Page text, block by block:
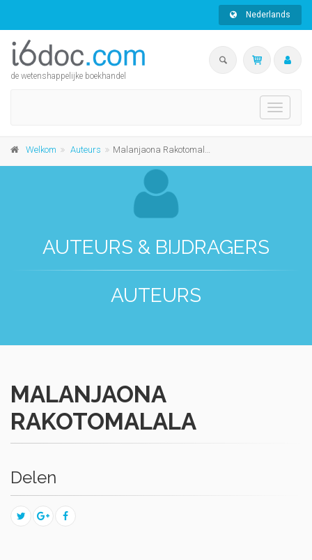
Nederlands
de wetenshappelijke boekhandel
Toggle
Welkom Auteurs Malanjaona Rakotomalala
AUTEURS & BIJDRAGERS
AUTEURS
MALANJAONA
RAKOTOMALALA
Delen